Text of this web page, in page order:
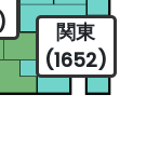
関東
(1652)